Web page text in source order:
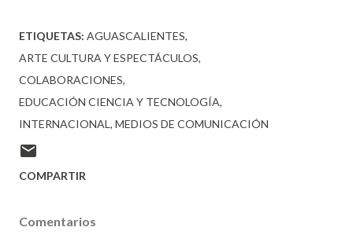
ETIQUETAS: AGUASCALIENTES
ARTE CULTURA Y ESPECTÁCULOS
COLABORACIONES
EDUCACIÓN CIENCIA Y TECNOLOGÍA
INTERNACIONAL MEDIOS DE COMUNICACIÓN
COMPARTIR
Comentarios